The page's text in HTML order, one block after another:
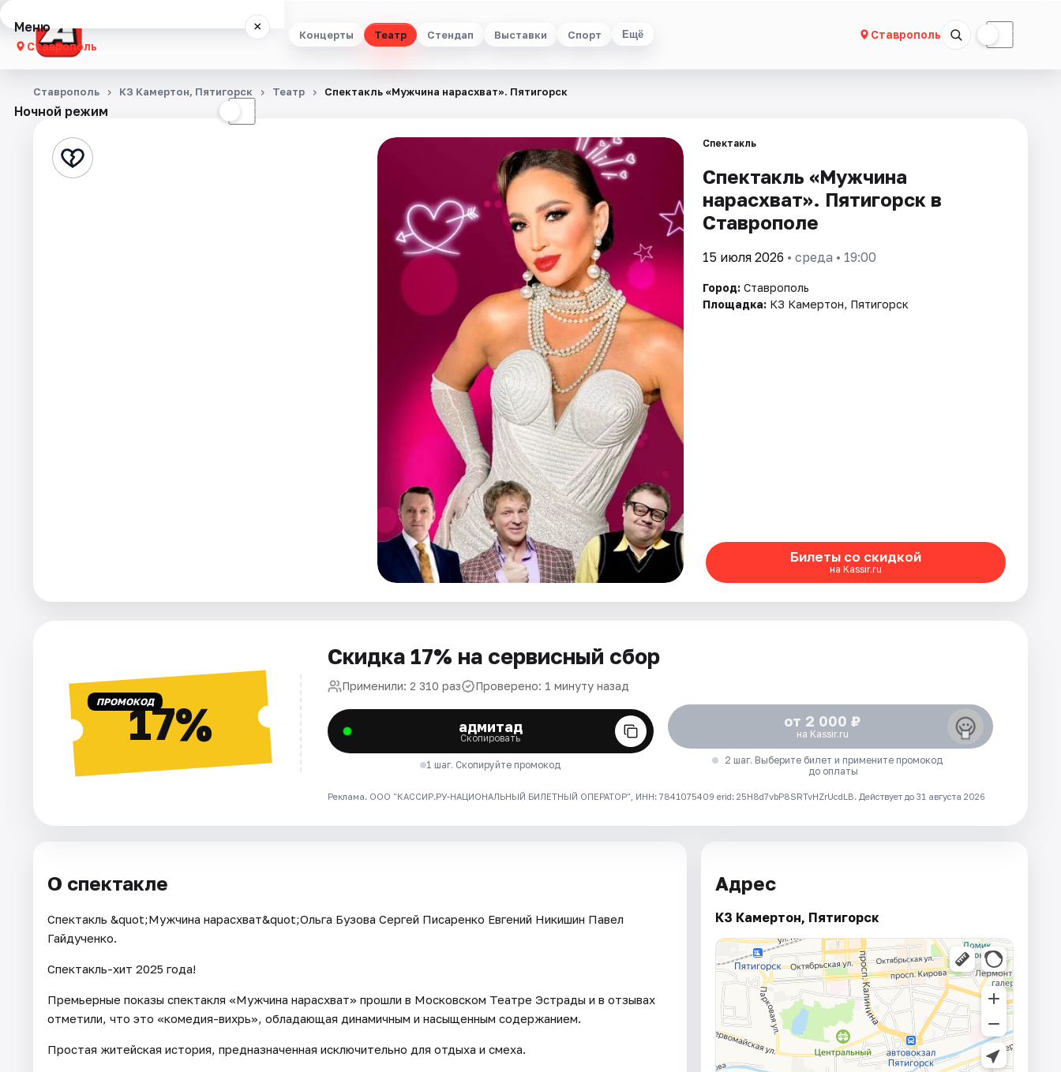
Концерты Театр Стендап Выставки Спорт Ещё Ставрополь ☾
Меню ×
Ставрополь
Концерты
Стендап
Ночной режим ☾
Ставрополь КЗ Камертон, Пятигорск Театр Спектакль «Мужчина нарасхват». Пятигорск
Спектакль
Спектакль «Мужчина
нарасхват». Пятигорск в
Ставрополе
15 июля 2026 • среда • 19:00
Город: Ставрополь
Площадка: КЗ Камертон, Пятигорск
Билеты со скидкой
на Kassir.ru
ПРОМОКОД17%
Скидка 17% на сервисный сбор
Применили: 2 310 раз Проверено: 1 минуту назад
адмитад
Скопировать
1 шаг. Скопируйте промокод
от 2 000 ₽
на Kassir.ru
2 шаг. Выберите билет и примените промокод
до оплаты
Реклама. ООО "КАССИР.РУ-НАЦИОНАЛЬНЫЙ БИЛЕТНЫЙ ОПЕРАТОР", ИНН: 7841075409 erid: 25H8d7vbP8SRTvHZrUcdLB. Действует до 31 августа 2026
О спектакле
Спектакль &quot;Мужчина нарасхват&quot;Ольга Бузова Сергей Писаренко Евгений Никишин Павел
Гайдученко.
Спектакль-хит 2025 года!
Премьерные показы спектакля «Мужчина нарасхват» прошли в Московском Театре Эстрады и в отзывах
отметили, что это «комедия-вихрь», обладающая динамичным и насыщенным содержанием.
Простая житейская история, предназначенная исключительно для отдыха и смеха.
Адрес
КЗ Камертон, Пятигорск